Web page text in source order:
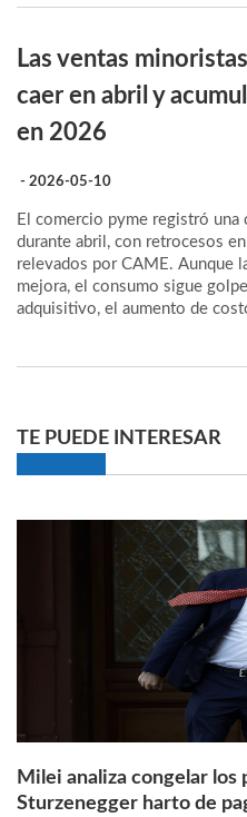
Las ventas
caer en abril y
en 2026
- 2026-05-10
El comercio pyme registró una
durante abril, con retrocesos
relevados por CAME. Aunque
mejora, el consumo sigue
adquisitivo, el aumento de
TE PUEDE INTERESAR
Milei analiza congelar los
Sturzenegger harto de